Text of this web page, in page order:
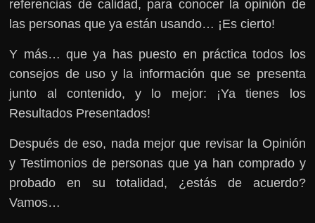
referencias de calidad, para conocer la opinión de
las personas que ya están usando… ¡Es cierto!
Y más… que ya has puesto en práctica todos los
consejos de uso y la información que se presenta
junto al contenido, y lo mejor: ¡Ya tienes los
Resultados Presentados!
Después de eso, nada mejor que revisar la Opinión
y Testimonios de personas que ya han comprado y
probado en su totalidad, ¿estás de acuerdo?
Vamos…